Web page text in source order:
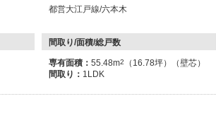
都営大江戸線/六本木
間取り/面積/総戸数
専有面積： 55.48m2
（16.78坪）（壁芯）
間取り： 1LDK